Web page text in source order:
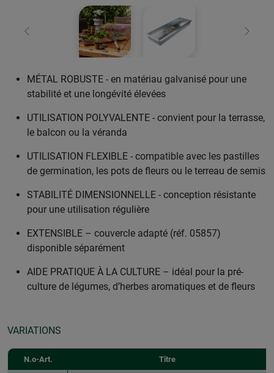
retour
MÉTAL ROBUSTE - en matériau galvanisé pour une
stabilité et une longévité élevées
UTILISATION POLYVALENTE - convient pour la terrasse,
le balcon ou la véranda
UTILISATION FLEXIBLE - compatible avec les pastilles
de germination, les pots de fleurs ou le terreau de semis
STABILITÉ DIMENSIONNELLE - conception résistante
pour une utilisation régulière
EXTENSIBLE – couvercle adapté (réf. 05857)
disponible séparément
AIDE PRATIQUE À LA CULTURE – idéal pour la pré-
culture de légumes, d’herbes aromatiques et de fleurs
VARIATIONS
N.o-Art. Titre